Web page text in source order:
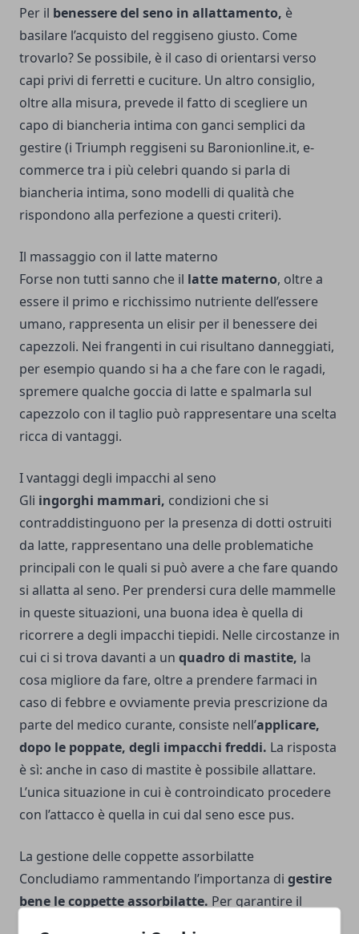
Per il benessere del seno in allattamento, è
basilare l’acquisto del reggiseno giusto. Come
trovarlo? Se possibile, è il caso di orientarsi verso
capi privi di ferretti e cuciture. Un altro consiglio,
oltre alla misura, prevede il fatto di scegliere un
capo di biancheria intima con ganci semplici da
gestire (i Triumph reggiseni su Baronionline.it, e-
commerce tra i più celebri quando si parla di
biancheria intima, sono modelli di qualità che
rispondono alla perfezione a questi criteri).
Il massaggio con il latte materno
Forse non tutti sanno che il latte materno, oltre a
essere il primo e ricchissimo nutriente dell’essere
umano, rappresenta un elisir per il benessere dei
capezzoli. Nei frangenti in cui risultano danneggiati,
per esempio quando si ha a che fare con le ragadi,
spremere qualche goccia di latte e spalmarla sul
capezzolo con il taglio può rappresentare una scelta
ricca di vantaggi.
I vantaggi degli impacchi al seno
Gli ingorghi mammari, condizioni che si
contraddistinguono per la presenza di dotti ostruiti
da latte, rappresentano una delle problematiche
principali con le quali si può avere a che fare quando
si allatta al seno. Per prendersi cura delle mammelle
in queste situazioni, una buona idea è quella di
ricorrere a degli impacchi tiepidi. Nelle circostanze in
cui ci si trova davanti a un quadro di mastite, la
cosa migliore da fare, oltre a prendere farmaci in
caso di febbre e ovviamente previa prescrizione da
parte del medico curante, consiste nell’applicare,
dopo le poppate, degli impacchi freddi. La risposta
è sì: anche in caso di mastite è possibile allattare.
L’unica situazione in cui è controindicato procedere
con l’attacco è quella in cui dal seno esce pus.
La gestione delle coppette assorbilatte
Concludiamo rammentando l’importanza di gestire
bene le coppette assorbilatte. Per garantire il